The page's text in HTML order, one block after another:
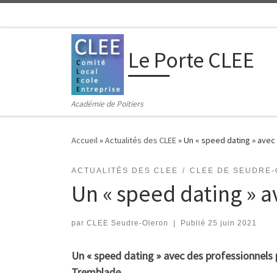
Le Porte CLEE
Académie de Poitiers
Accueil»Actualités des CLEE»Un « speed dating »
ACTUALITÉS DES CLEE CLEE DE SEUDRE-
Un « speed dating »
par CLEE Seudre-Oleron Publié 25 juin 2021
Un « speed dating » avec des